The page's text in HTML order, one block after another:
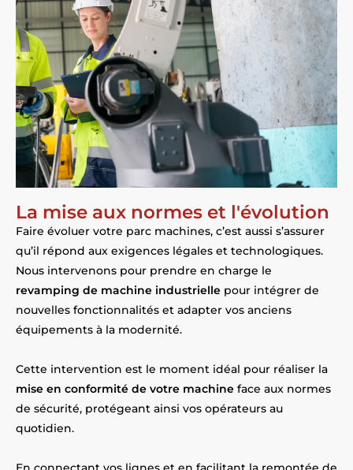
La mise aux normes et l'évolution
Faire évoluer votre parc machines, c’est aussi s’assurer
qu’il répond aux exigences légales et technologiques.
Nous intervenons pour prendre en charge le
revamping de machine industrielle pour intégrer de
nouvelles fonctionnalités et adapter vos anciens
équipements à la modernité.
Cette intervention est le moment idéal pour réaliser la
mise en conformité de votre machine face aux normes
de sécurité, protégeant ainsi vos opérateurs au
quotidien.